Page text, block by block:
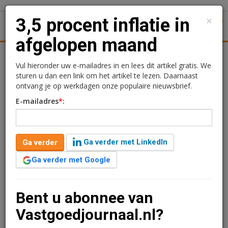
Nieuws Uitgelicht
3,5 procent inflatie in
afgelopen maand
Redactie
2 juni 2026 om 09:38
2 maanden geleden aangepast
1 minuut leestijd
De inflatie is in mei naar 3,5 procent gestegen. Dat is
Verder lezen?
×
3,5 procent inflatie in
afgelopen maand
Vul hieronder uw e-mailadres in en lees dit artikel gratis. We
sturen u dan een link om het artikel te lezen. Daarnaast
ontvang je op werkdagen onze populaire nieuwsbrief.
E-mailadres*:
Ga verder
Ga verder met LinkedIn
Ga verder met Google
Bent u abonnee van
Vastgoedjournaal.nl?